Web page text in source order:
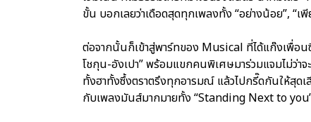
ขั้น บอกเลยว่าเดือดสุดทุกเพลงทั้ง “อย่างน้อย”, “เ
ต่อจากนั้นก็เข้าสู่พาร์ทของ Musical ที่ได้แก๊งเพื่อ
โชกุน-อังเปา” พร้อมแขกคนพิเศษมาร่วมแจมไม่ว่า
ทั้งฮาทั้งซึ้งตราตรึงทุกอารมณ์ แล้วไปกรี๊ดกันให้สุ
กับเพลงมันส์มากมายทั้ง “Standing Next to